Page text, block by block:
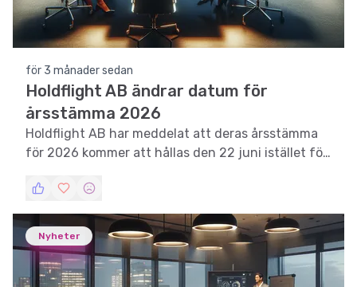
för 3 månader sedan
Holdflight AB ändrar datum för
årsstämma 2026
Holdflight AB har meddelat att deras årsstämma
för 2026 kommer att hållas den 22 juni istället för
Nyheter